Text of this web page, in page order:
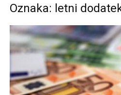
Oznaka: letni